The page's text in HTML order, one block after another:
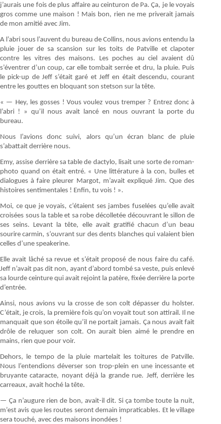
j’aurais une fois de plus affaire au ceinturon de Pa. Ça, je le voyais
gros comme une maison ! Mais bon, rien ne me priverait jamais
de mon amitié avec Jim.
A l’abri sous l’auvent du bureau de Collins, nous avions entendu la
pluie jouer de sa scansion sur les toits de Patville et clapoter
contre les vitres des maisons. Les poches au ciel avaient dû
s’éventrer d’un coup, car elle tombait serrée et dru, la pluie. Puis
le pick-up de Jeff s’était garé et Jeff en était descendu, courant
entre les gouttes en bloquant son stetson sur la tête.
« — Hey, les gosses ! Vous voulez vous tremper ? Entrez donc à
l’abri ! » qu’il nous avait lancé en nous ouvrant la porte du
bureau.
Nous l’avions donc suivi, alors qu’un écran blanc de pluie
s’abattait derrière nous.
Emy, assise derrière sa table de dactylo, lisait une sorte de roman-
photo quand on était entré. « Une littérature à la con, bulles et
dialogues à faire pleurer Margot, m’avait expliqué Jim. Que des
histoires sentimentales ! Enfin, tu vois ! ».
Moi, ce que je voyais, c’étaient ses jambes fuselées qu’elle avait
croisées sous la table et sa robe décolletée découvrant le sillon de
ses seins. Levant la tête, elle avait gratifié chacun d’un beau
sourire carmin, s’ouvrant sur des dents blanches qui valaient bien
celles d’une speakerine.
Elle avait lâché sa revue et s’était proposé de nous faire du café.
Jeff n’avait pas dit non, ayant d’abord tombé sa veste, puis enlevé
sa lourde ceinture qui avait rejoint la patère, fixée derrière la porte
d’entrée.
Ainsi, nous avions vu la crosse de son colt dépasser du holster.
C’était, je crois, la première fois qu’on voyait tout son attirail. Il ne
manquait que son étoile qu’il ne portait jamais. Ça nous avait fait
drôle de reluquer son colt. On aurait bien aimé le prendre en
mains, rien que pour voir.
Dehors, le tempo de la pluie martelait les toitures de Patville.
Nous l’entendions déverser son trop-plein en une incessante et
bruyante cataracte, noyant déjà la grande rue. Jeff, derrière les
carreaux, avait hoché la tête.
— Ça n’augure rien de bon, avait-il dit. Si ça tombe toute la nuit,
m’est avis que les routes seront demain impraticables. Et le village
sera touché, avec des maisons inondées !